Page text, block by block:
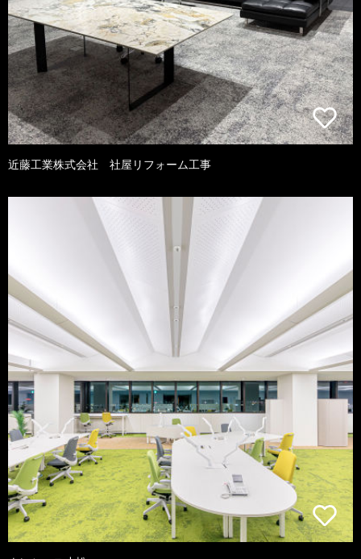
近藤工業株式会社 社屋リフォーム工事